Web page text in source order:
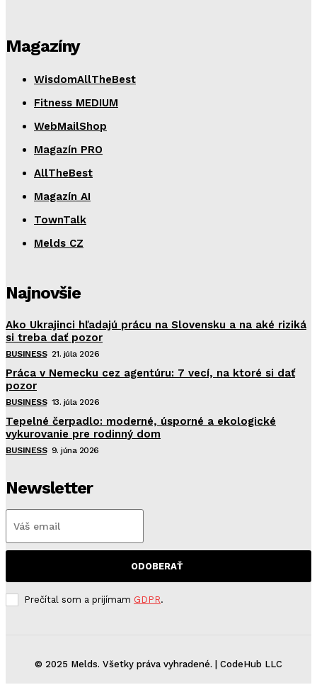
Magazíny
WisdomAllTheBest
Fitness MEDIUM
WebMailShop
Magazín PRO
AllTheBest
Magazín AI
TownTalk
Melds CZ
Najnovšie
Ako Ukrajinci hľadajú prácu na Slovensku a na aké riziká
si treba dať pozor
BUSINESS 21. júla 2026
Práca v Nemecku cez agentúru: 7 vecí, na ktoré si dať
pozor
BUSINESS 13. júla 2026
Tepelné čerpadlo: moderné, úsporné a ekologické
vykurovanie pre rodinný dom
BUSINESS 9. júna 2026
Newsletter
ODOBERAŤ
Prečítal som a prijímam GDPR.
© 2025 Melds. Všetky práva vyhradené. | CodeHub LLC